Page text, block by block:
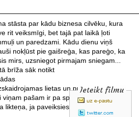
stāsta par kādu biznesa cilvēku, kura
rit veiksmīgi, bet tajā pat laikā ļoti
un paredzami. Kādu dienu viņš
nokļūst pie gaišreģa, kas pareģo, ka
mirs, uzsniegot pirmajamsniegam...
brīža sāk notikt
lietas un puisis saprot, ka
viņam pašam ir pa spēkam izbēgt no
likteņa, ja paveiksies.
Ieteikt filmu